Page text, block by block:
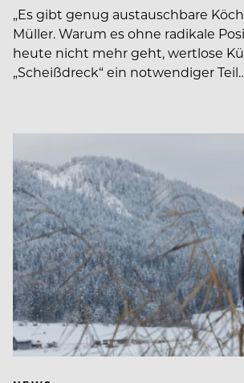
„Es gibt genug austauschbare
Müller. Warum es ohne radikale
heute nicht mehr geht, wertlose
„Scheißdreck“ ein notwendiger